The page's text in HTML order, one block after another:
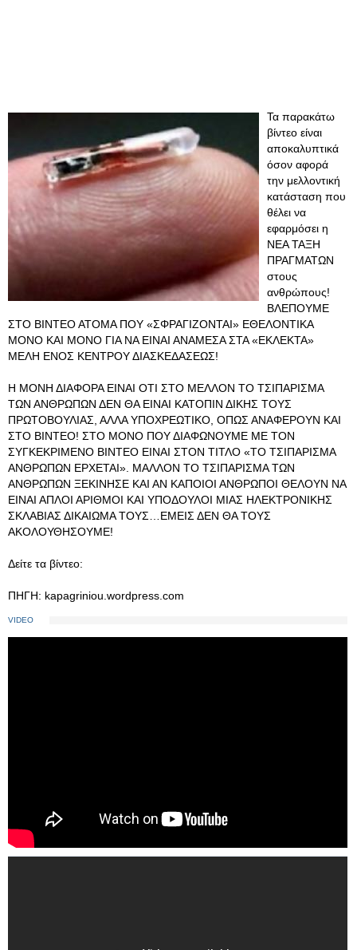
Τα παρακάτω
βίντεο είναι
αποκαλυπτικά
όσον αφορά
την μελλοντική
κατάσταση που
θέλει να
εφαρμόσει η
ΝΕΑ ΤΑΞΗ
ΠΡΑΓΜΑΤΩΝ
στους
ανθρώπους!
ΒΛΕΠΟΥΜΕ
ΣΤΟ ΒΙΝΤΕΟ ΑΤΟΜΑ ΠΟΥ «ΣΦΡΑΓΙΖΟΝΤΑΙ» ΕΘΕΛΟΝΤΙΚΑ
ΜΟΝΟ ΚΑΙ ΜΟΝΟ ΓΙΑ ΝΑ ΕΙΝΑΙ ΑΝΑΜΕΣΑ ΣΤΑ «ΕΚΛΕΚΤΑ»
ΜΕΛΗ ΕΝΟΣ ΚΕΝΤΡΟΥ ΔΙΑΣΚΕΔΑΣΕΩΣ!
Η ΜΟΝΗ ΔΙΑΦΟΡΑ ΕΙΝΑΙ ΟΤΙ ΣΤΟ ΜΕΛΛΟΝ ΤΟ ΤΣΙΠΑΡΙΣΜΑ
ΤΩΝ ΑΝΘΡΩΠΩΝ ΔΕΝ ΘΑ ΕΙΝΑΙ ΚΑΤΟΠΙΝ ΔΙΚΗΣ ΤΟΥΣ
ΠΡΩΤΟΒΟΥΛΙΑΣ, ΑΛΛΑ ΥΠΟΧΡΕΩΤΙΚΟ, ΟΠΩΣ ΑΝΑΦΕΡΟΥΝ ΚΑΙ
ΣΤΟ ΒΙΝΤΕΟ! ΣΤΟ ΜΟΝΟ ΠΟΥ ΔΙΑΦΩΝΟΥΜΕ ΜΕ ΤΟΝ
ΣΥΓΚΕΚΡΙΜΕΝΟ ΒΙΝΤΕΟ ΕΙΝΑΙ ΣΤΟΝ ΤΙΤΛΟ «ΤΟ ΤΣΙΠΑΡΙΣΜΑ
ΑΝΘΡΩΠΩΝ ΕΡΧΕΤΑΙ». ΜΑΛΛΟΝ ΤΟ ΤΣΙΠΑΡΙΣΜΑ ΤΩΝ
ΑΝΘΡΩΠΩΝ ΞΕΚΙΝΗΣΕ ΚΑΙ ΑΝ ΚΑΠΟΙΟΙ ΑΝΘΡΩΠΟΙ ΘΕΛΟΥΝ ΝΑ
ΕΙΝΑΙ ΑΠΛΟΙ ΑΡΙΘΜΟΙ ΚΑΙ ΥΠΟΔΟΥΛOI ΜΙΑΣ ΗΛΕΚΤΡΟΝΙΚΗΣ
ΣΚΛΑΒΙΑΣ ΔΙΚΑΙΩΜΑ ΤΟΥΣ…ΕΜΕΙΣ ΔΕΝ ΘΑ ΤΟΥΣ
ΑΚΟΛΟΥΘΗΣΟΥΜΕ!
Δείτε τα βίντεο:
ΠΗΓΗ: kapagriniou.wordpress.com
VIDEO